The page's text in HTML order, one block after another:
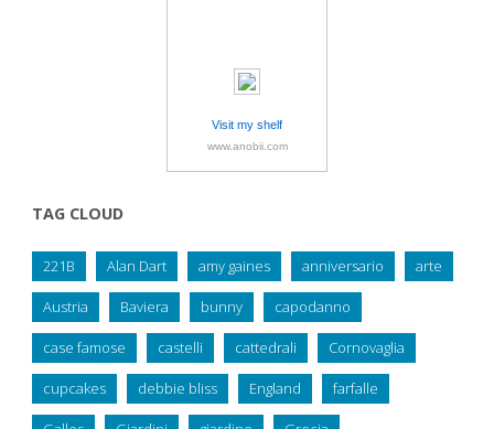
Visit my shelf
www.anobii.com
TAG CLOUD
221B Alan Dart amy gaines anniversario arte
Austria Baviera bunny capodanno
case famose castelli cattedrali Cornovaglia
cupcakes debbie bliss England farfalle